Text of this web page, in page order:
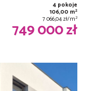
4 pokoje
106,00 m2
7 066,04 zł/m2
749 000 zł